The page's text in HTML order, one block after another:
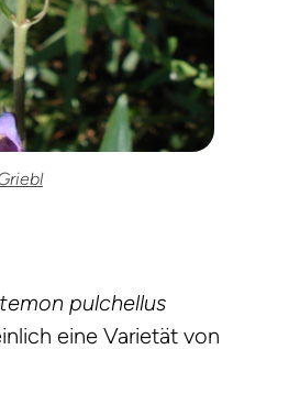
pulchellus
eine Varietät von